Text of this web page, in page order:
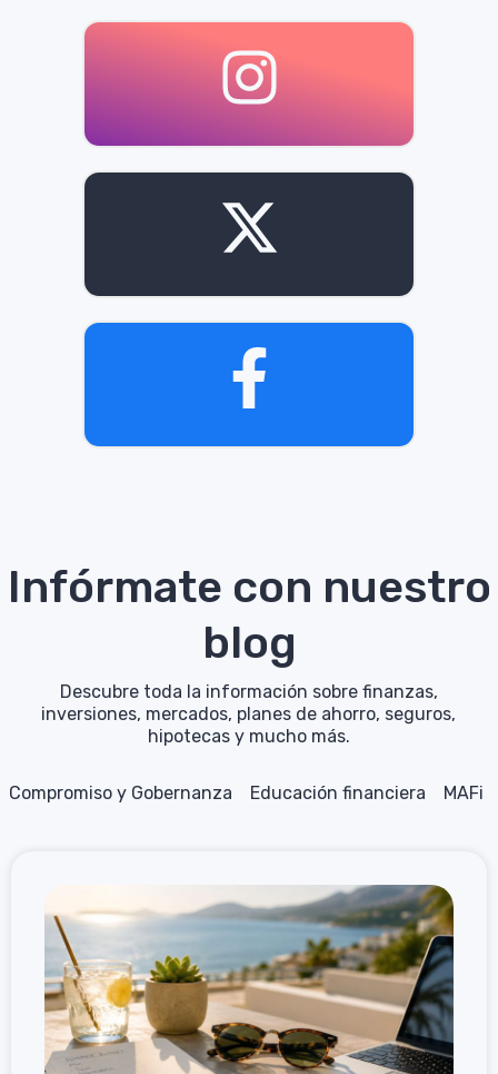
Infórmate con nuestro
blog
Descubre toda la información sobre finanzas,
inversiones, mercados, planes de ahorro, seguros,
hipotecas y mucho más.
Compromiso y Gobernanza Educación financiera MAFi